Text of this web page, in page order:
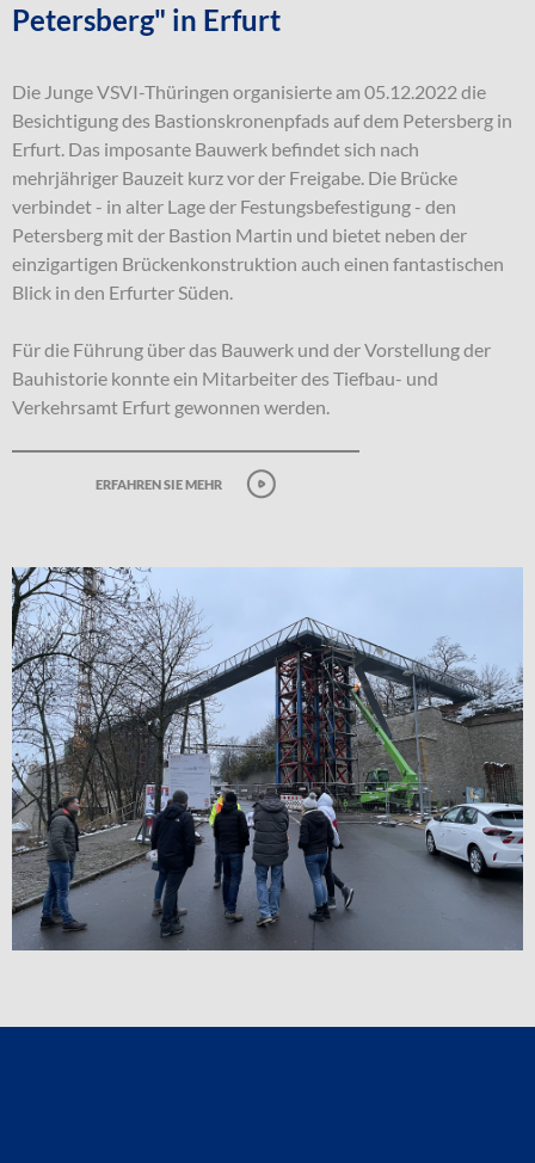
Petersberg" in Erfurt
Die Junge VSVI-Thüringen organisierte am 05.12.2022 die
Besichtigung des Bastionskronenpfads auf dem Petersberg in
Erfurt. Das imposante Bauwerk befindet sich nach
mehrjähriger Bauzeit kurz vor der Freigabe. Die Brücke
verbindet - in alter Lage der Festungsbefestigung - den
Petersberg mit der Bastion Martin und bietet neben der
einzigartigen Brückenkonstruktion auch einen fantastischen
Blick in den Erfurter Süden.
Für die Führung über das Bauwerk und der Vorstellung der
Bauhistorie konnte ein Mitarbeiter des Tiefbau- und
Verkehrsamt Erfurt gewonnen werden.
erfahren sie mehr